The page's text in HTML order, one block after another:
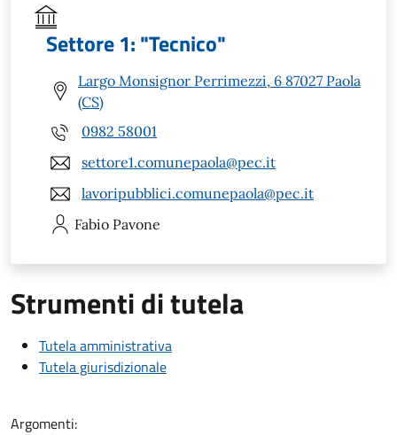
Settore 1: "Tecnico"
Largo Monsignor Perrimezzi, 6 87027 Paola
(CS)
0982 58001
settore1.comunepaola@pec.it
lavoripubblici.comunepaola@pec.it
Fabio Pavone
Strumenti di tutela
Tutela amministrativa
Tutela giurisdizionale
Argomenti: